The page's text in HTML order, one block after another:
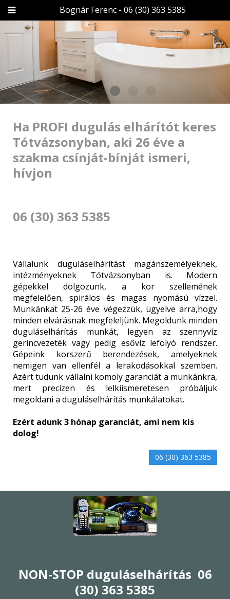
Bognár Ferenc - 06 (30) 363 5385
Ha PROFI dugulás elhárítót keres
Tótvázsonyban, aki 26 éve a
szakma csínját-bínját ismeri,
hívjon
06 (30) 363 5385
Vállalunk duguláselhárítást magánszemélyeknek,
intézményeknek Tótvázsonyban is. Modern
gépekkel dolgozunk, a kor szellemének
megfelelően, spirálos és magas nyomású vízzel.
Munkánkat 25-26 éve végezzük, ügyelve arra,hogy
minden elvárásnak megfeleljünk. Megoldunk minden
duguláselhárítás munkát, legyen az szennyvíz
gerincvezeték vagy pedig esővíz lefolyó rendszer.
Gépeink korszerű berendezések, amelyeknek
nemigen van ellenfél a lerakodásokkal szemben.
Azért tudunk vállalni komoly garanciát a munkánkra,
mert precízen és lelkiismeretesen próbáljuk
megoldani a duguláselhárítás munkálatokat.
Ezért adunk 3 hónap garanciát, ami nem kis
dolog!
06 (30) 363 5385
NON-STOP duguláselhárítás 06
(30) 363 5385